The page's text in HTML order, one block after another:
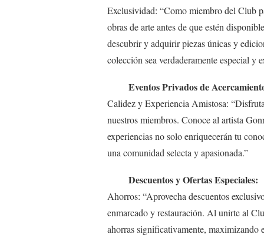
Exclusividad: “Como miembro del Club
obras de arte antes de que estén
descubrir y adquirir piezas únicas y
colección sea verdaderamente especial y
Eventos Privados de
Calidez y Experiencia Amistosa:
nuestros miembros. Conoce al artista
experiencias no solo enriquecerán tu
una comunidad selecta y apasionada.”
Descuentos y Ofertas Especiales:
Ahorros: “Aprovecha descuentos
enmarcado y restauración. Al unirte al
ahorras significativamente, maximizando